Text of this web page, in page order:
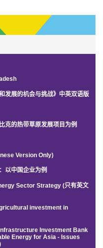
发展的机会与挑战》中英双语版
克的热带草原发展项目为例
Version Only)
以中国企业为例
Sector Strategy (只有英文
investment in
Investment Bank
Energy for Asia - Issues